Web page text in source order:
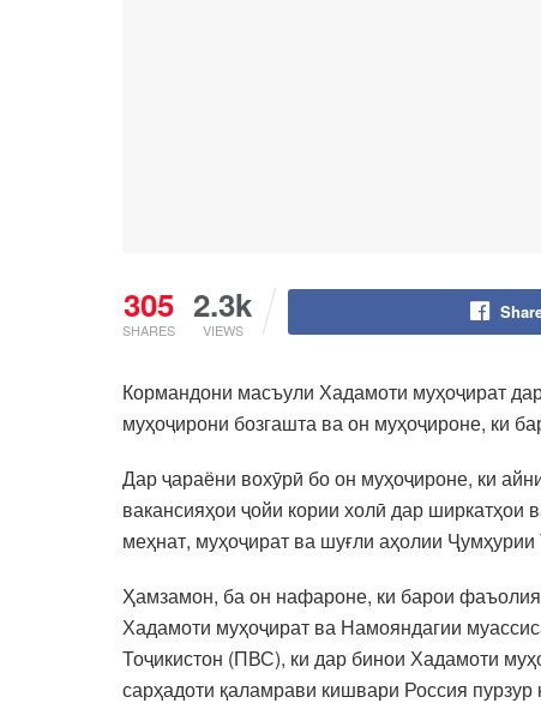
305
SHARES
2.3k
VIEWS
Кормандони масъули Хадамоти муҳоҷират
муҳоҷирони бозгашта ва он муҳоҷироне, ки
Дар ҷараёни вохӯрӣ бо он муҳоҷироне, ки
вакансияҳои ҷойи кории холӣ дар ширкатҳои
меҳнат, муҳоҷират ва шуғли аҳолии
Ҳамзамон, ба он нафароне, ки барои
Хадамоти муҳоҷират ва Намояндагии
Тоҷикистон (ПВС), ки дар бинои Хадамоти
сарҳадоти қаламрави кишвари Россия пурзур